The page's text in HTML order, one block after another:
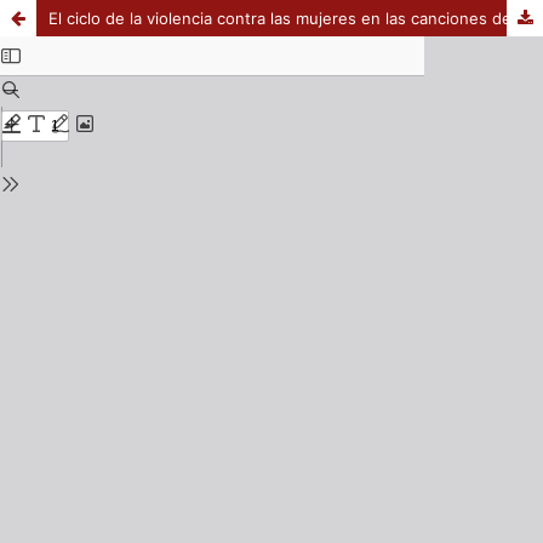
El ciclo de la violencia contra las mujeres en las canciones de música popular en España